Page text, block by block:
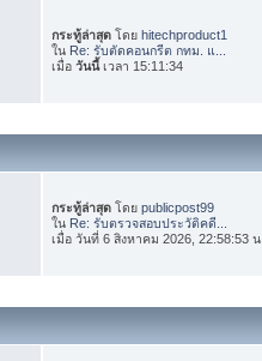
กระทู้ล่าสุด โดยhitechproduct1
ใน Re: รับตัดคอนกรีต กทม. แ...
เมื่อวันนี้เวลา 15:11:34
กระทู้ล่าสุด โดยpublicpost99
ใน Re: รับตรวจสอบประวัติคดี...
เมื่อ วันที่ 6 สิงหาคม 2026, 22:58:53 น.